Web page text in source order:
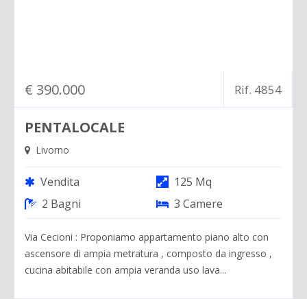
€ 390.000 Rif. 4854
PENTALOCALE
Livorno
Vendita
125 Mq
2 Bagni
3 Camere
Via Cecioni : Proponiamo appartamento piano alto con
ascensore di ampia metratura , composto da ingresso ,
cucina abitabile con ampia veranda uso lava...